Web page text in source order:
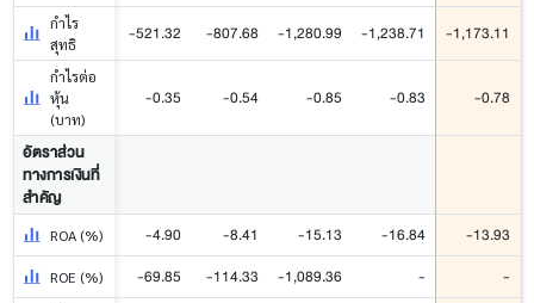
กำไร
สุทธิ
-521.32 -807.68 -1,280.99 -1,238.71 -1,173.11
กำไรต่อ
หุ้น
(บาท)
-0.35 -0.54 -0.85 -0.83 -0.78
อัตราส่วน
ทางการเงินที่
สำคัญ
ROA (%) -4.90 -8.41 -15.13 -16.84 -13.93
ROE (%) -69.85 -114.33 -1,089.36 - -